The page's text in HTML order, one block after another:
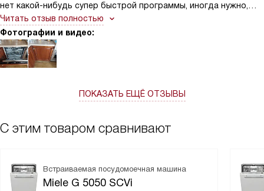
нет какой-нибудь супер быстрой программы, иногда нужно,
чтобы просто ополоснуть тарелки, у меня потому что на
каждый сезон есть свой комплект, и вот чтобы не намывать
его, а просто так скажем ополоснуть и высушить мне не
хватает данной функции. Просто быстрая есть, но для меня
она тоже долгая именно под эту задачу
Читать отзыв полностью
Фотографии и видео:
ПОКАЗАТЬ ЕЩЁ ОТЗЫВЫ
С этим товаром сравнивают
Встраиваемая посудомоечная машина
Miele G 5050 SCVi